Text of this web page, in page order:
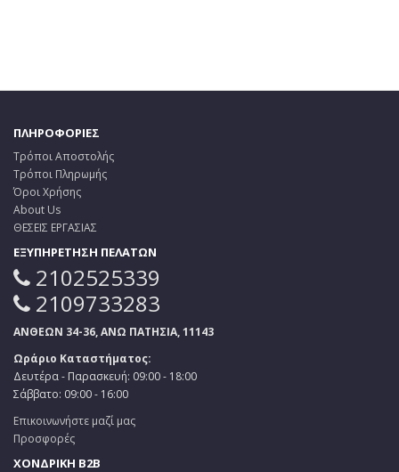
ΠΛΗΡΟΦΟΡΙΕΣ
Τρόποι Αποστολής
Τρόποι Πληρωμής
Όροι Χρήσης
About Us
ΘΕΣΕΙΣ ΕΡΓΑΣΙΑΣ
ΕΞΥΠΗΡΕΤΗΣΗ ΠΕΛΑΤΩΝ
2102525339
2109733283
ΑΝΘΕΩΝ 34-36, ΑΝΩ ΠΑΤΗΣΙΑ, 11143
Ωράριο Καταστήματος:
Δευτέρα - Παρασκευή: 09:00 - 18:00
Σάββατο: 09:00 - 16:00
Επικοινωνήστε μαζί μας
Προσφορές
ΧΟΝΔΡΙΚΗ B2B